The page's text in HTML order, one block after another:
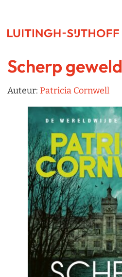
Scherp geweld
Auteur: Patricia Cornwell